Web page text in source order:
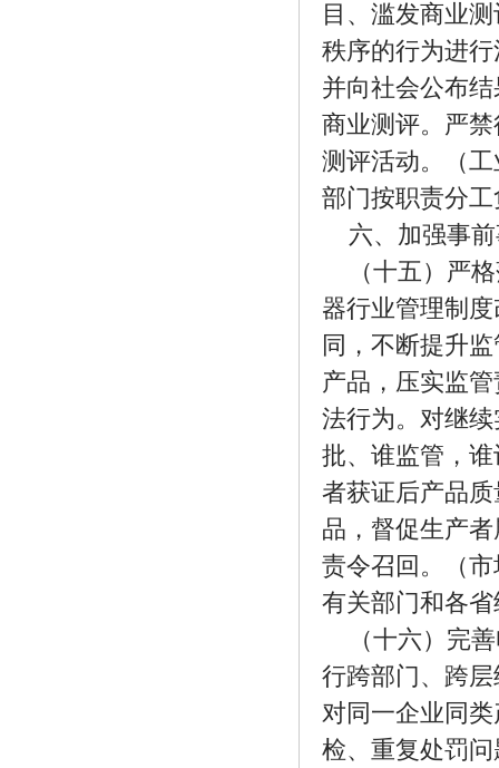
目、滥发商业
秩序的行为进
并向社会公布
商业测评。严
测评活动。（
部门按职责分
六、加强事
（十五）严
器行业管理制
同，不断提升
产品，压实监
法行为。对继
批、谁监管，
者获证后产品
品，督促生产
责令召回。（
有关部门和各
（十六）完
行跨部门、跨
对同一企业同
检、重复处罚